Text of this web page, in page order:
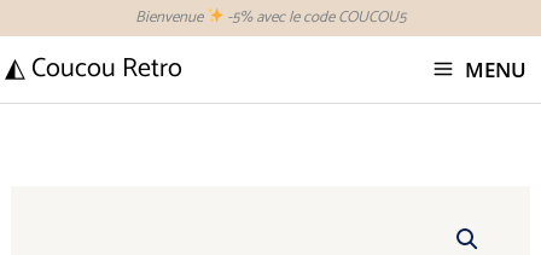
contenu
Bienvenue -5% avec le code COUCOU5
◭ Coucou Retro MENU